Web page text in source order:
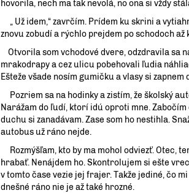
hovorila, nech ma tak nevolá, no ona si vždy
„ Už idem,“ zavrčím. Prídem ku skrini a
znovu zobudí a rýchlo prejdem po schodoch
Otvorila som vchodové dvere, odzdravila sa
mrakodrapy a cez ulicu pobehovali ľudia
Ešteže všade nosím gumičku a vlasy si
Pozriem sa na hodinky a zistím, že školský
Narážam do ľudí, ktorí idú oproti mne.
duchu si zanadávam. Zase som ho nestihla.
autobus už ráno nejde.
Rozmýšľam, kto by ma mohol odviezť. Otec,
hrabať. Nenájdem ho. Skontrolujem si ešte
v tomto čase vezie jej frajer. Takže jediné, čo
dnešné ráno nie je až také hrozné.